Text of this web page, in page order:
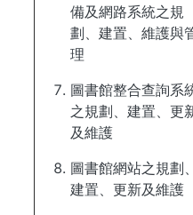
備及網路系統之規
劃、建置、維護與
理
圖書館整合查詢系
之規劃、建置、更
及維護
圖書館網站之規劃、
建置、更新及維護